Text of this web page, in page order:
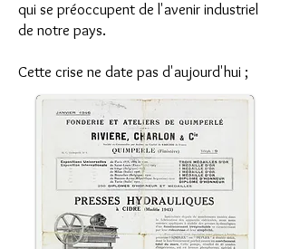
qui se préoccupent de l'avenir industriel
de notre pays.
Cette crise ne date pas d'aujourd'hui ;